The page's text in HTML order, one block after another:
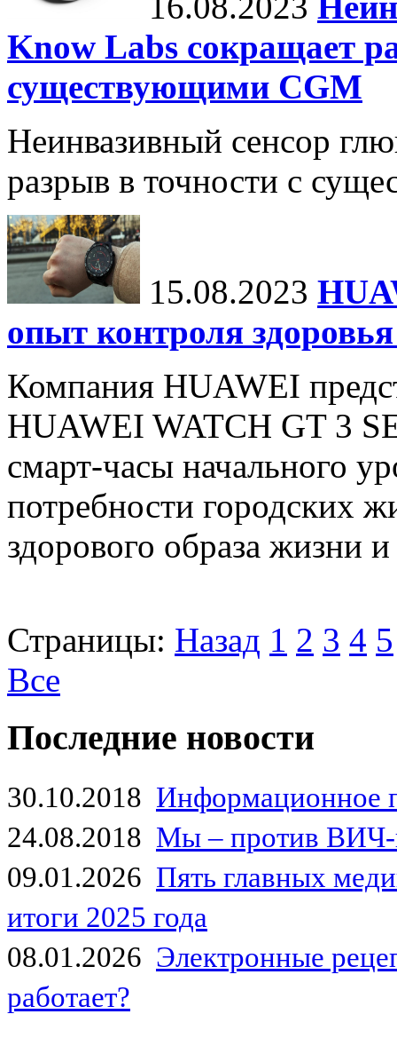
Know Labs сокращает
существующими CGM
Неинвазивный сенсор
разрыв в точности с
15.08.2023
опыт контроля
Компания HUAWEI
HUAWEI WATCH GT 3
смарт-часы начального
потребности городских
здорового образа жизни
Страницы: Назад 1 2 3 4 5
Все
Последние новости
30.10.2018 Информационное
24.08.2018 Мы – против
09.01.2026 Пять главных
итоги 2025 года
08.01.2026 Электронные
работает?